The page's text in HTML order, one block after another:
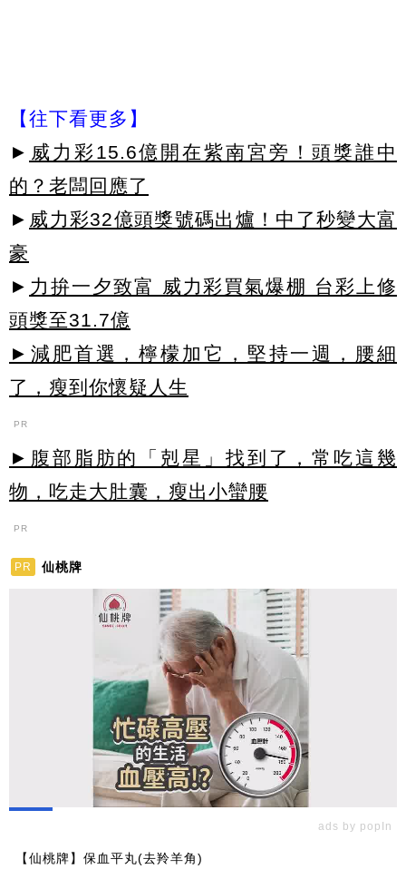
【往下看更多】
► 威力彩15.6億開在紫南宮旁！頭獎誰中
的？老闆回應了
► 威力彩32億頭獎號碼出爐！中了秒變大富
豪
► 力拚一夕致富 威力彩買氣爆棚 台彩上修
頭獎至31.7億
►減肥首選，檸檬加它，堅持一週，腰細
了，瘦到你懷疑人生
PR
►腹部脂肪的「剋星」找到了，常吃這幾
物，吃走大肚囊，瘦出小蠻腰
PR
PR 仙桃牌
ads by popIn
【仙桃牌】保血平丸(去羚羊角)